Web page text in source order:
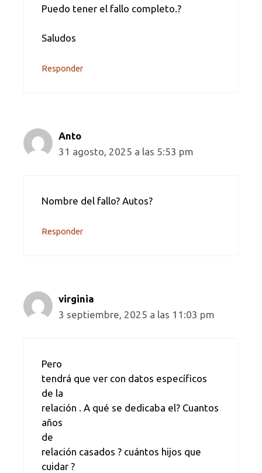
Puedo tener el fallo completo.?
Saludos
Responder
Anto
31 agosto, 2025 a las 5:53 pm
Nombre del fallo? Autos?
Responder
virginia
3 septiembre, 2025 a las 11:03 pm
Pero
tendrá que ver con datos específicos
de la
relación . A qué se dedicaba el? Cuantos
años
de
relación casados ? cuántos hijos que
cuidar ?